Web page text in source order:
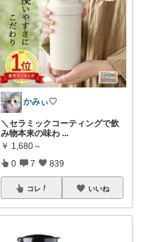
かみぃ♡
＼セラミックコーティングで飲
み物本来の味わ ...
￥ 1,680～
0 7 839
コレ いいね